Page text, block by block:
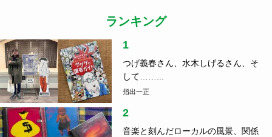
ランキング
1
つげ義春さん、水木しげるさん、そ
して……...
指出一正
2
音楽と刻んだローカルの風景、関係